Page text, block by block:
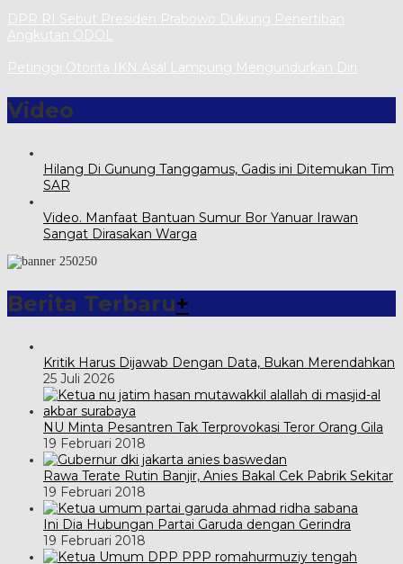
DPR RI Sebut Presiden Prabowo Dukung Penertiban
Angkutan ODOL
Petinggi Otorita IKN Asal Lampung Mengundurkan Diri
Video
Hilang Di Gunung Tanggamus, Gadis ini Ditemukan Tim
SAR
Video. Manfaat Bantuan Sumur Bor Yanuar Irawan
Sangat Dirasakan Warga
Berita Terbaru+
Kritik Harus Dijawab Dengan Data, Bukan Merendahkan
25 Juli 2026
NU Minta Pesantren Tak Terprovokasi Teror Orang Gila
19 Februari 2018
Rawa Terate Rutin Banjir, Anies Bakal Cek Pabrik Sekitar
19 Februari 2018
Ini Dia Hubungan Partai Garuda dengan Gerindra
19 Februari 2018